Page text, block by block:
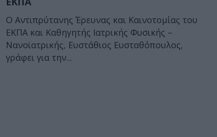
Ο Αντιπρύτανης Έρευνας και Καινοτομίας του
ΕΚΠΑ και Καθηγητής Ιατρικής Φυσικής –
Νανοϊατρικής, Ευστάθιος Ευσταθόπουλος,
γράφει για την...